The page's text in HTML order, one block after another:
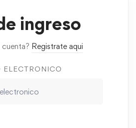
ingreso
cuenta? Registrate aqui
ELECTRONICO